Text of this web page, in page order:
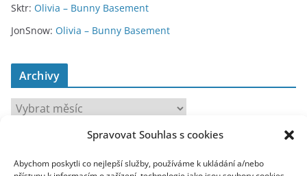
Spravovat Souhlas s cookies
Abychom poskytli co nejlepší služby, používáme k ukládání a/nebo
Sktr: Olivia – Bunny Basement
JonSnow: Olivia – Bunny Basement
Archivy
A
h